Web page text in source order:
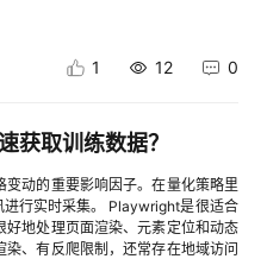
文、点赞数、评论内容、评论时间
1 12 0
获取训练数据？
动的重要影响因子。在量化策略里
Playwright是很适合
地处理页面渲染、元素定位和动态
、有反爬限制，还常存在地域访问